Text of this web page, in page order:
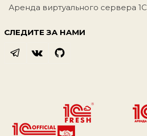
Аренда виртуального сервера 1С
СЛЕДИТЕ ЗА НАМИ